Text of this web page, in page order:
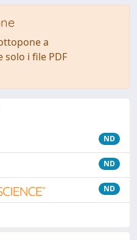
a
solo i file PDF
ND
ND
ND